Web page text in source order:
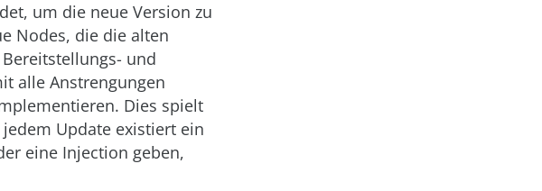
um die neue Version zu
Nodes, die die alten
und
alle Anstrengungen
Dies spielt
Update existiert ein
eine Injection geben,